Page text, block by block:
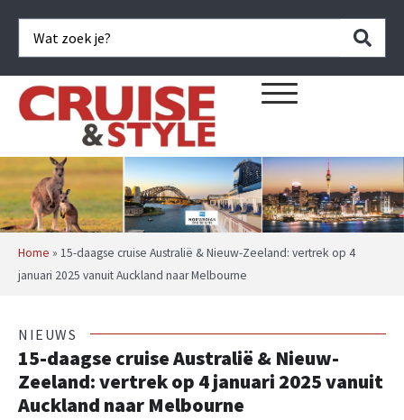
Home » 15-daagse cruise Australië & Nieuw-Zeeland: vertrek op 4
januari 2025 vanuit Auckland naar Melbourne
NIEUWS
15-daagse cruise Australië & Nieuw-
Zeeland: vertrek op 4 januari 2025 vanuit
Auckland naar Melbourne